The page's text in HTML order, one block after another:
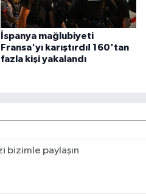
İspanya mağlubiyeti
Fransa'yı karıştırdı! 160'tan
fazla kişi yakalandı